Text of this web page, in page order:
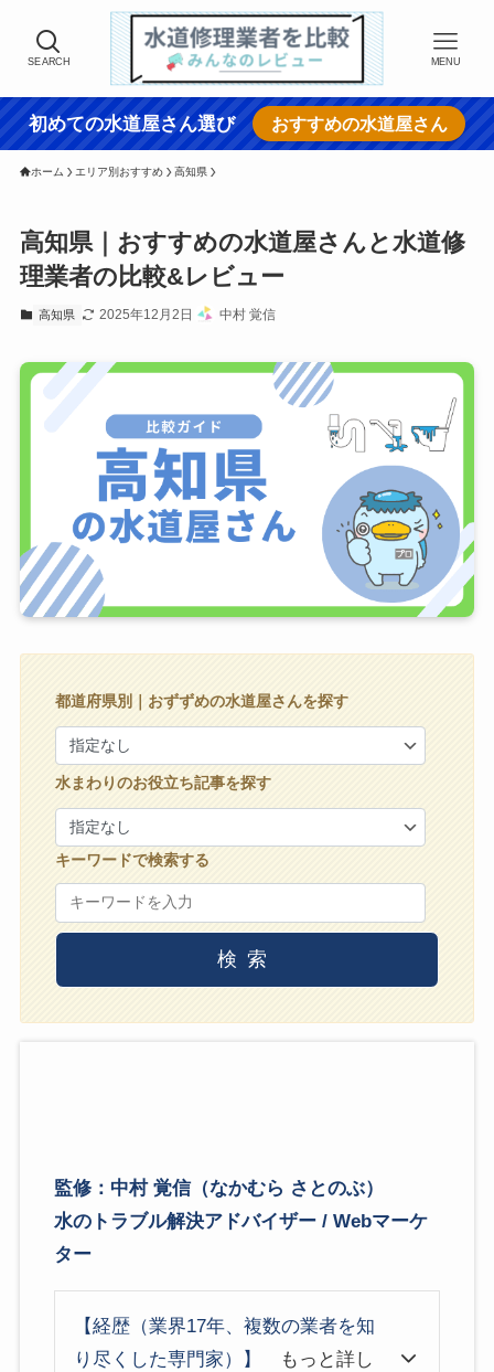
SEARCH MENU
初めての水道屋さん選び おすすめの水道屋さん
ホーム エリア別おすすめ 高知県
高知県｜おすすめの水道屋さんと水道修
理業者の比較&レビュー
高知県 2025年12月2日 中村 覚信
都道府県別｜おずずめの水道屋さんを探す
水まわりのお役立ち記事を探す
キーワードで検索する
検索
監修：中村 覚信（なかむら さとのぶ）
水のトラブル解決アドバイザー / Webマーケ
ター
【経歴（業界17年、複数の業者を知
り尽くした専門家）】
もっと詳し